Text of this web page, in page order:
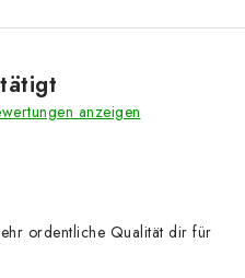
anzeigen
ordentliche Qualität dir für